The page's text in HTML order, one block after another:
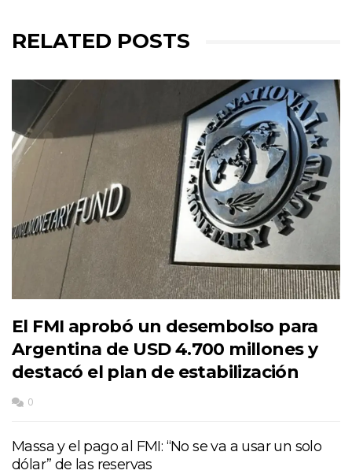
RELATED POSTS
El FMI aprobó un desembolso para
Argentina de USD 4.700 millones y
destacó el plan de estabilización
0
Massa y el pago al FMI: “No se va a usar un solo
dólar” de las reservas